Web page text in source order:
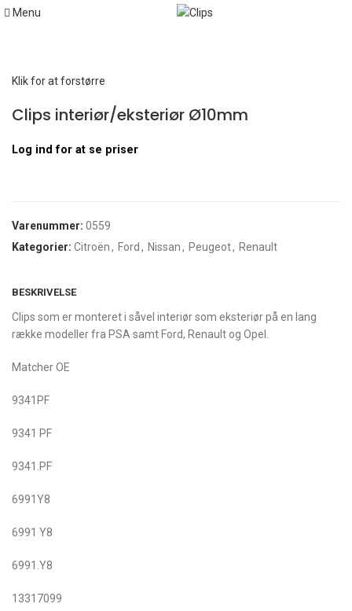
Menu
Hjem Clips interiør/eksteriør Ø10mm
Klik for at forstørre
Clips interiør/eksteriør Ø10mm
Log ind for at se priser
Varenummer: 0559
Kategorier: Citroën, Ford , Nissan, Peugeot, Renault
BESKRIVELSE
Clips som er monteret i såvel interiør som eksteriør på en lang
række modeller fra PSA samt Ford, Renault og Opel.
Matcher OE
9341PF
9341 PF
9341.PF
6991Y8
6991 Y8
6991.Y8
13317099